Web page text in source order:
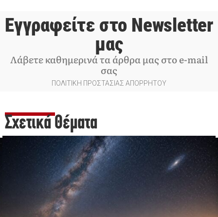
Εγγραφείτε στο Newsletter
μας
Λάβετε καθημερινά τα άρθρα μας στο e-mail
σας
ΠΟΛΙΤΙΚΗ ΠΡΟΣΤΑΣΙΑΣ ΑΠΟΡΡΗΤΟΥ
Σχετικά Θέματα